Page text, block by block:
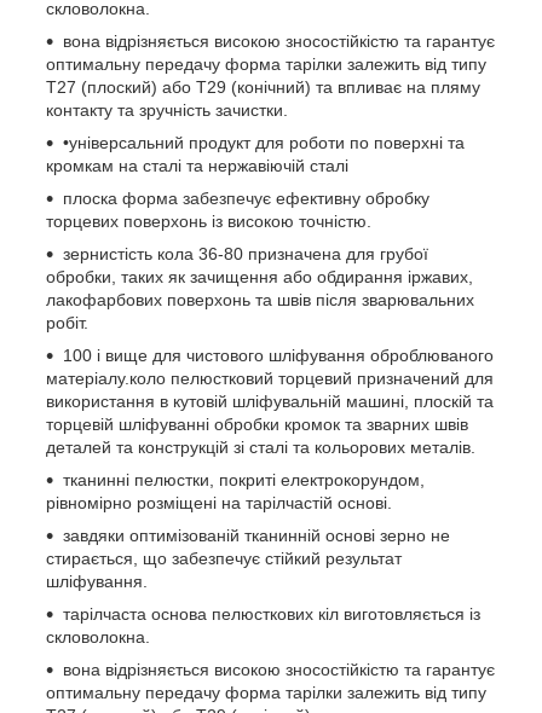
скловолокна.
вона відрізняється високою зносостійкістю та гарантує
оптимальну передачу форма тарілки залежить від типу
Т27 (плоский) або Т29 (конічний) та впливає на пляму
контакту та зручність зачистки.
•універсальний продукт для роботи по поверхні та
кромкам на сталі та нержавіючій сталі
плоска форма забезпечує ефективну обробку
торцевих поверхонь із високою точністю.
зернистість кола 36-80 призначена для грубої
обробки, таких як зачищення або обдирання іржавих,
лакофарбових поверхонь та швів після зварювальних
робіт.
100 і вище для чистового шліфування оброблюваного
матеріалу.коло пелюстковий торцевий призначений для
використання в кутовій шліфувальній машині, плоскій та
торцевій шліфуванні обробки кромок та зварних швів
деталей та конструкцій зі сталі та кольорових металів.
тканинні пелюстки, покриті електрокорундом,
рівномірно розміщені на тарілчастій основі.
завдяки оптимізованій тканинній основі зерно не
стирається, що забезпечує стійкий результат
шліфування.
тарілчаста основа пелюсткових кіл виготовляється із
скловолокна.
вона відрізняється високою зносостійкістю та гарантує
оптимальну передачу форма тарілки залежить від типу